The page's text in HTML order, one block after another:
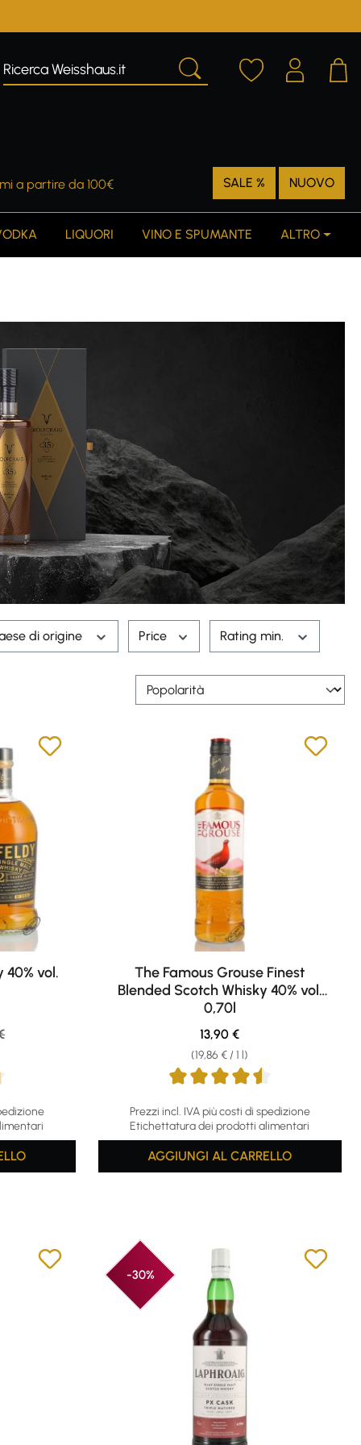
a partire da 100€ SALE % NUOVO
LIQUORI VINO E SPUMANTE ALTRO
di origine Price Rating min.
40% vol.
price:
The Famous Grouse Finest
Blended Scotch Whisky 40% vol.
0,70l
Prezzi incl. IVA più costi di spedizione
Etichettatura dei prodotti alimentari
(19,86 € / 1 l)
Regular price:
13,90 €
AGGIUNGI AL CARRELLO
-30%